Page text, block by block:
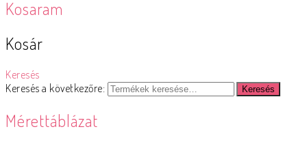
Kosaram
Kosár
Keresés
Keresés a következőre:
Keresés
Mérettáblázat